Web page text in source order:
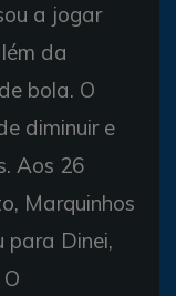
a jogar
da
bola. O
diminuir e
Aos 26
Marquinhos
para Dinei,